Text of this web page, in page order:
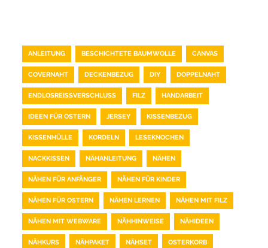
ANLEITUNG BESCHICHTETE BAUMWOLLE CANVAS
COVERNAHT DECKENBEZUG DIY DOPPELNAHT
ENDLOSREISSVERSCHLUSS FILZ HANDARBEIT
IDEEN FÜR OSTERN JERSEY KISSENBEZUG
KISSENHÜLLE KORDELN LESEKNOCHEN
NACKKISSEN NÄHANLEITUNG NÄHEN
NÄHEN FÜR ANFÄNGER NÄHEN FÜR KINDER
NÄHEN FÜR OSTERN NÄHEN LERNEN NÄHEN MIT FILZ
NÄHEN MIT WEBWARE NÄHHINWEISE NÄHIDEEN
NÄHKURS NÄHPAKET NÄHSET OSTERKORB